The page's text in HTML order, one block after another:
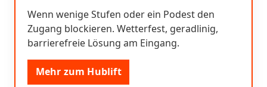
Wenn wenige Stufen oder ein Podest den
Zugang blockieren. Wetterfest, geradlinig,
barrierefreie Lösung am Eingang.
Mehr zum Hublift